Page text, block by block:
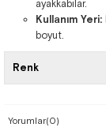
ayakkabılar.
Kullanım Yeri:
boyut.
Renk
Yorumlar(0)